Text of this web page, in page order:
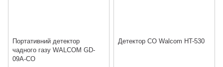
Портативний детектор
чадного газу WALCOM GD-
09A-CO
Детектор CO Walcom HT-530